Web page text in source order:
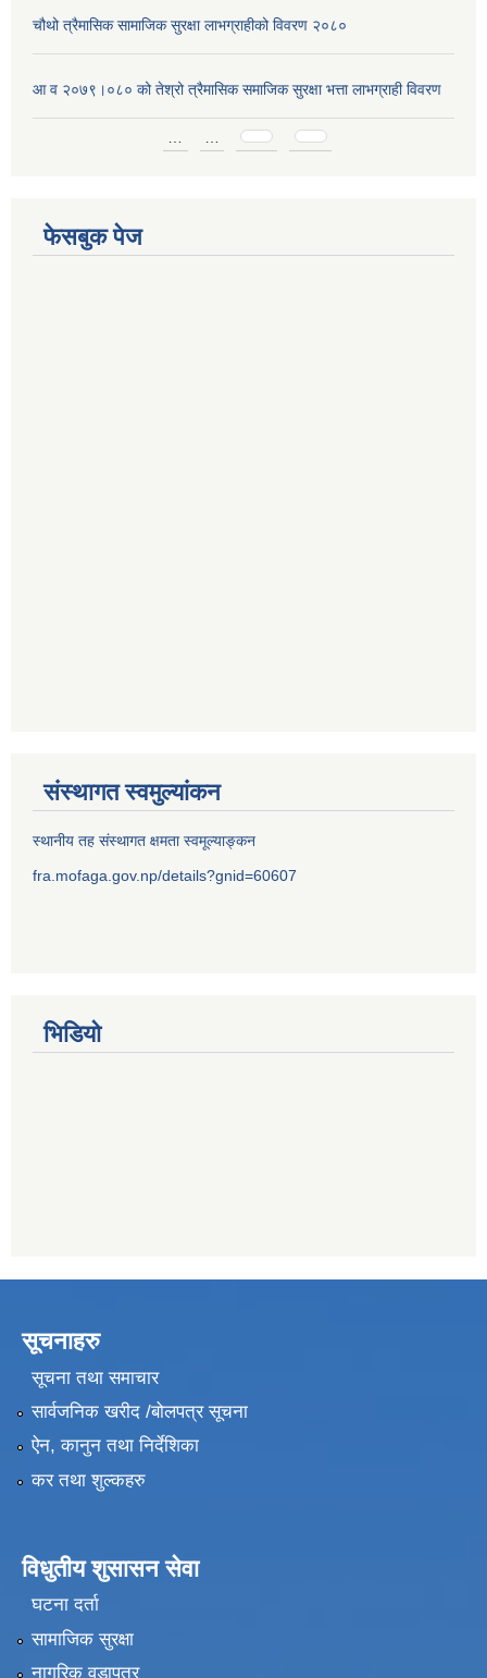
चौथो त्रैमासिक सामाजिक सुरक्षा लाभग्राहीको विवरण २०८०
आ व २०७९।०८० को तेश्रो त्रैमासिक समाजिक सुरक्षा भत्ता लाभग्राही विवरण
फेसबुक पेज
संस्थागत स्वमुल्यांकन
स्थानीय तह संस्थागत क्षमता स्वमूल्याङ्कन
fra.mofaga.gov.np/details?gnid=60607
भिडियो
सूचनाहरु
सूचना तथा समाचार
सार्वजनिक खरीद /बोलपत्र सूचना
ऐन, कानुन तथा निर्देशिका
कर तथा शुल्कहरु
विधुतीय शुसासन सेवा
घटना दर्ता
सामाजिक सुरक्षा
नागरिक वडापत्र